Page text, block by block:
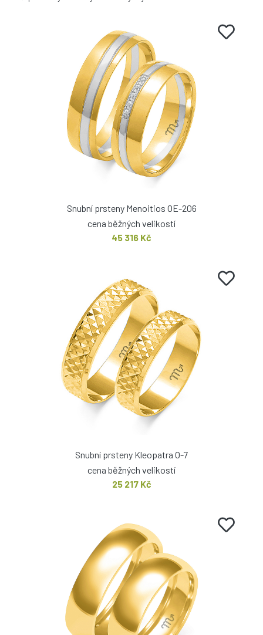
Snubní prsteny Menoitios OE-206
cena běžných velikostí
45 316 Kč
Snubní prsteny Kleopatra O-7
cena běžných velikostí
25 217 Kč